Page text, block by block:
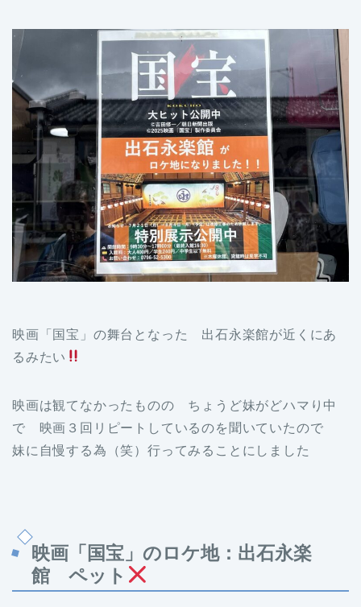
映画「国宝」の舞台となった 出石永楽館が近くにあ
るみたい
映画は観てなかったものの ちょうど妹がどハマり中
で 映画３回リピートしているのを聞いていたので
妹に自慢する為（笑）行ってみることにしました
映画「国宝」のロケ地：出石永楽
館 ペット